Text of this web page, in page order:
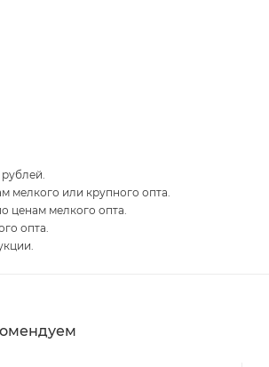
мелкого или крупного опта.
ценам мелкого опта.
опта.